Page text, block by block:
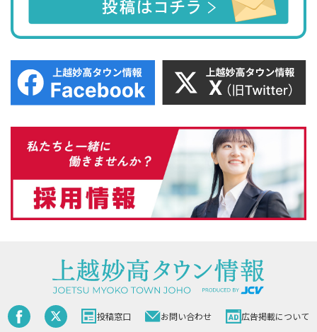
投稿窓口 お問い合わせ 広告掲載について